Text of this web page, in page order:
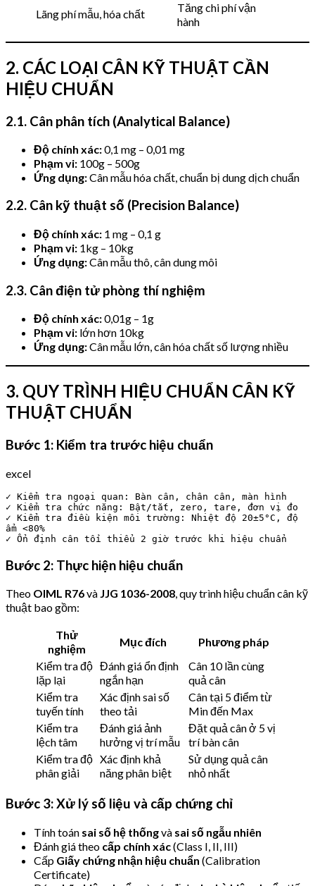
Lãng phí mẫu, hóa chất
Tăng chi phí vận
hành
2. CÁC LOẠI CÂN KỸ THUẬT CẦN
HIỆU CHUẨN
2.1. Cân phân tích (Analytical Balance)
Độ chính xác:0,1 mg – 0,01 mg
Phạm vi: 100g – 500g
Ứng dụng:Cân mẫu hóa chất, chuẩn bị dung dịch chuẩn
2.2. Cân kỹ thuật số (Precision Balance)
Độ chính xác: 1 mg – 0,1 g
Phạm vi: 1kg – 10kg
Ứng dụng:Cân mẫu thô, cân dung môi
2.3. Cân điện tử phòng thí nghiệm
Độ chính xác:0,01g – 1g
Phạm vi: lớn hơn 10kg
Ứng dụng:Cân mẫu lớn, cân hóa chất số lượng nhiều
3. QUY TRÌNH HIỆU CHUẨN CÂN KỸ
THUẬT CHUẨN
Bước 1: Kiểm tra trước hiệu chuẩn
excel
✓ Kiểm tra ngoại quan: Bàn cân, chân cân, màn hình
✓ Kiểm tra chức năng: Bật/tắt, zero, tare, đơn vị đo
✓ Kiểm tra điều kiện môi trường: Nhiệt độ 20±5°C, độ
ẩm <80%
Bước 2: Thực hiện hiệu chuẩn
Theo OIML R76và JJG 1036-2008, quy trình hiệu chuẩn cân kỹ
thuật bao gồm:
Thử
nghiệm
Mục đích
Phương pháp
Kiểm tra độ
lặp lại
Đánh giá ổn định
ngắn hạn
Cân 10 lần cùng
quả cân
Kiểm tra
tuyến tính
Xác định sai số
theo tải
Cân tại 5 điểm từ
Min đến Max
Kiểm tra
lệch tâm
Đánh giá ảnh
hưởng vị trí mẫu
Đặt quả cân ở 5 vị
trí bàn cân
Kiểm tra độ
phân giải
Xác định khả
năng phân biệt
Sử dụng quả cân
nhỏ nhất
Bước 3: Xử lý số liệu và cấp chứng chỉ
Tính toán sai số hệ thốngvà sai số ngẫu nhiên
Đánh giá theo cấp chính xác(Class I, II, III)
Cấp Giấy chứng nhận hiệu chuẩn (Calibration
Certificate)